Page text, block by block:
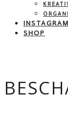
INSTAGRAM
SHOP